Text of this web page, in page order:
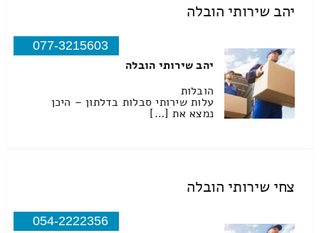
יהב שירותי הובלה
077-3215603
יהב שירותי הובלה
הובלות
עלות שירותי סבלות בדלתון – היכן
נמצא את […]
צחי שירותי הובלה
054-2222356